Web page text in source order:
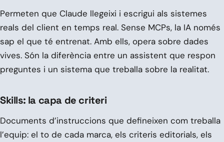
Permeten que Claude llegeixi i escrigui als sistemes
reals del client en temps real. Sense MCPs, la IA només
sap el que té entrenat. Amb ells, opera sobre dades
vives. Són la diferència entre un assistent que respon
preguntes i un sistema que treballa sobre la realitat.
Skills: la capa de criteri
Documents d’instruccions que defineixen com treballa
l’equip: el to de cada marca, els criteris editorials, els